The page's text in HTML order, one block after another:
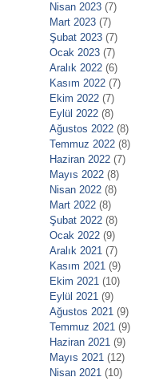
Nisan 2023 (7)
Mart 2023 (7)
Şubat 2023 (7)
Ocak 2023 (7)
Aralık 2022 (6)
Kasım 2022 (7)
Ekim 2022 (7)
Eylül 2022 (8)
Ağustos 2022 (8)
Temmuz 2022 (8)
Haziran 2022 (7)
Mayıs 2022 (8)
Nisan 2022 (8)
Mart 2022 (8)
Şubat 2022 (8)
Ocak 2022 (9)
Aralık 2021 (7)
Kasım 2021 (9)
Ekim 2021 (10)
Eylül 2021 (9)
Ağustos 2021 (9)
Temmuz 2021 (9)
Haziran 2021 (9)
Mayıs 2021 (12)
Nisan 2021 (10)